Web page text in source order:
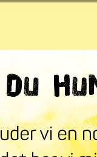
Stöd oss Mer